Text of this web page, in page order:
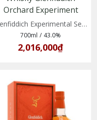
Orchard Experiment
(5010327325828)
Glenfiddich Experimental Series No 5
700ml / 43.0%
2,016,000₫